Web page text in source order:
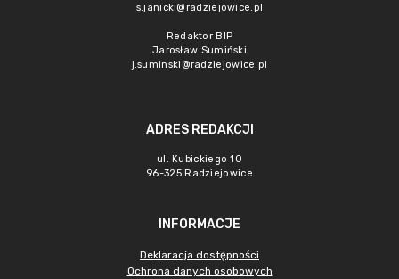
s.janicki@radziejowice.pl
Redaktor BIP
Jarosław Sumiński
j.suminski@radziejowice.pl
ADRES REDAKCJI
ul. Kubickiego 10
96-325 Radziejowice
INFORMACJE
Deklaracja dostępności
Ochrona danych osobowych